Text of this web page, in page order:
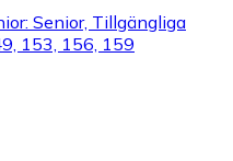
Senior, Tillgängliga
153, 156, 159